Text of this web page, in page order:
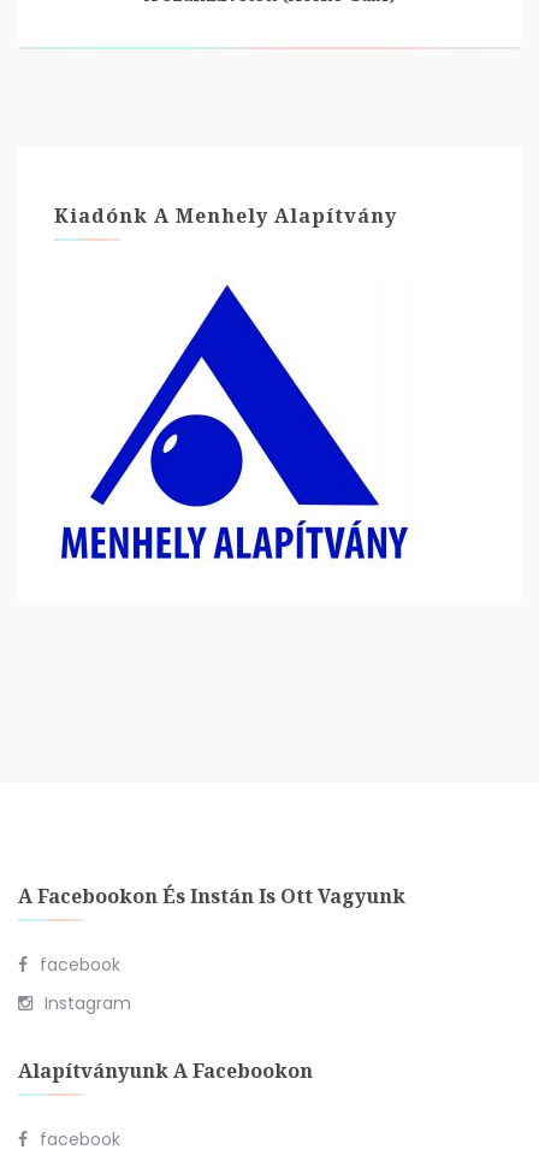
Kiadónk A Menhely Alapítvány
A Facebookon És Instán Is Ott Vagyunk
facebook
Instagram
Alapítványunk A Facebookon
facebook